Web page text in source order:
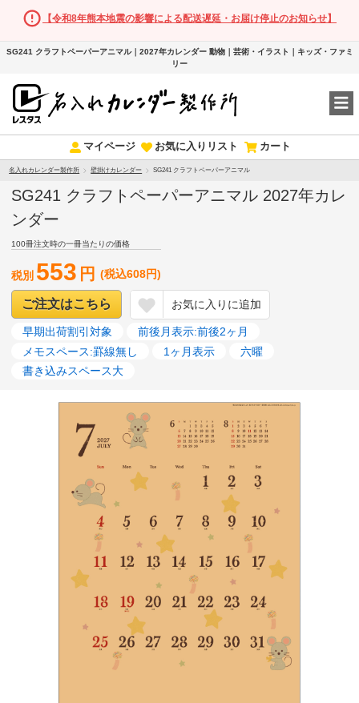
【令和8年熊本地震の影響による配送遅延・お届け停止のお知らせ】
SG241 クラフトペーパーアニマル｜2027年カレンダー 動物｜芸術・イラスト｜キッズ・ファミ
リー
マイページ お気に入りリスト カート
名入れカレンダー製作所 壁掛けカレンダー SG241 クラフトペーパーアニマル
SG241 クラフトペーパーアニマル 2027年カレ
ンダー
100冊注文時の一冊当たりの価格
税別 553 円 (税込608円)
ご注文はこちら お気に入りに追加
早期出荷割引対象
前後月表示:前後2ヶ月
メモスペース:罫線無し
1ヶ月表示
六曜
書き込みスペース大